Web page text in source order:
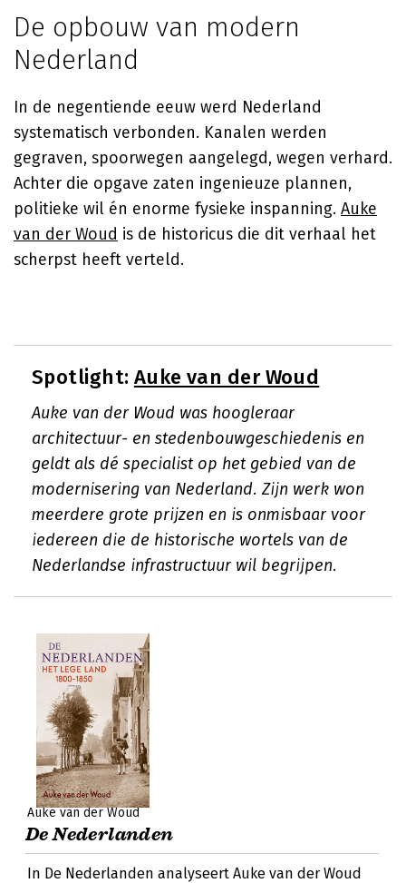
De opbouw van modern
Nederland
In de negentiende eeuw werd Nederland
systematisch verbonden. Kanalen werden
gegraven, spoorwegen aangelegd, wegen verhard.
Achter die opgave zaten ingenieuze plannen,
politieke wil én enorme fysieke inspanning. Auke
van der Woud is de historicus die dit verhaal het
scherpst heeft verteld.
Spotlight: Auke van der Woud
Auke van der Woud was hoogleraar
architectuur- en stedenbouwgeschiedenis en
geldt als dé specialist op het gebied van de
modernisering van Nederland. Zijn werk won
meerdere grote prijzen en is onmisbaar voor
iedereen die de historische wortels van de
Nederlandse infrastructuur wil begrijpen.
Auke van der Woud
De Nederlanden
In De Nederlanden analyseert Auke van der Woud